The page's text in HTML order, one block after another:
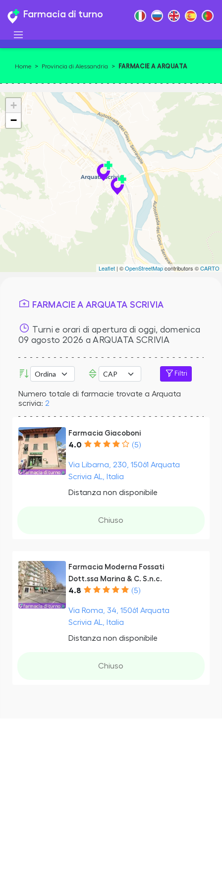
Farmacia di turno
Home > Provincia di Alessandria >
FARMACIE A ARQUATA
+
−
Leaflet | ©OpenStreetMapcontributors ©CARTO
FARMACIE A ARQUATA SCRIVIA
Turni e orari di apertura di oggi, domenica
09 agosto 2026 a ARQUATA SCRIVIA
Filtri
Numero totale di farmacie trovate a Arquata
scrivia: 2
Farmacia Giacoboni
4.0 (5)
Via Libarna, 230, 15061 Arquata
Scrivia AL, Italia
Distanza non disponibile
Chiuso
Farmacia Moderna Fossati
Dott.ssa Marina & C. S.n.c.
4.8 (5)
Via Roma, 34, 15061 Arquata
Scrivia AL, Italia
Distanza non disponibile
Chiuso